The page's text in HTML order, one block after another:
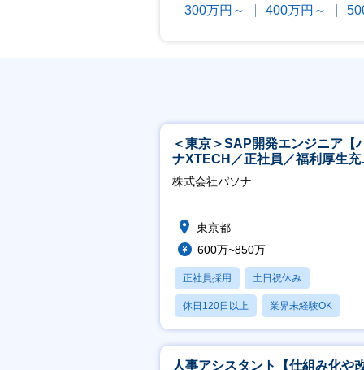
300万円～ 400万円～
＜東京＞SAP開発エンジニア【
ナXTECH／正社員／福利厚生充
◎】
株式会社パソナ
東京都
600万~850万
正社員採用 土日祝休み
休日120日以上 業界未経験OK
産休・育休あり
人事アシスタント【仕組み化や